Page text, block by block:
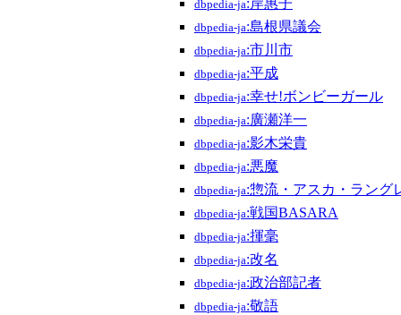
dbpedia-ja:岸惠子
dbpedia-ja:島根県議会
dbpedia-ja:市川市
dbpedia-ja:平成
dbpedia-ja:幸せ!ボンビーガール
dbpedia-ja:廣瀬洋一
dbpedia-ja:影木栄貴
dbpedia-ja:悪魔
dbpedia-ja:惣流・アスカ・ラング
dbpedia-ja:戦国BASARA
dbpedia-ja:揮毫
dbpedia-ja:改名
dbpedia-ja:政治部記者
dbpedia-ja:敬語